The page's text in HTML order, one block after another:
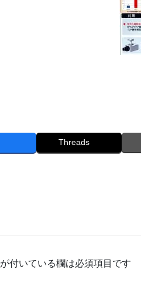
Threads
が付いている欄は必須項目です